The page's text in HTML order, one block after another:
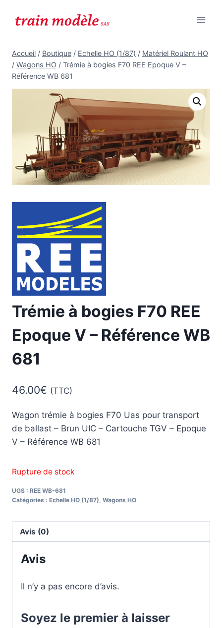
Accueil / Boutique / Echelle HO (1/87) / Matériel Roulant HO
/ Wagons HO / Trémie à bogies F70 REE Epoque V –
Référence WB 681
Trémie à bogies F70 REE
Epoque V – Référence WB
681
46.00€ (TTC)
Wagon trémie à bogies F70 Uas pour transport
de ballast – Brun UIC – Cartouche TGV – Epoque
V – Référence WB 681
Rupture de stock
UGS : REE WB-681
Catégories : Echelle HO (1/87), Wagons HO
Avis (0)
Avis
Il n’y a pas encore d’avis.
Soyez le premier à laisser